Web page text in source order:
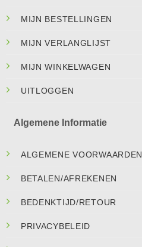
MIJN BESTELLINGEN
MIJN VERLANGLIJST
MIJN WINKELWAGEN
UITLOGGEN
Algemene Informatie
ALGEMENE VOORWAARDEN
BETALEN/AFREKENEN
BEDENKTIJD/RETOUR
PRIVACYBELEID